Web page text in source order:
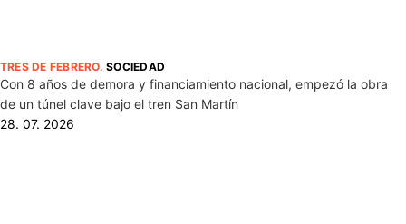
TRES DE FEBRERO.SOCIEDAD
Con 8 años de demora y financiamiento nacional, empezó la obra
de un túnel clave bajo el tren San Martín
28. 07. 2026